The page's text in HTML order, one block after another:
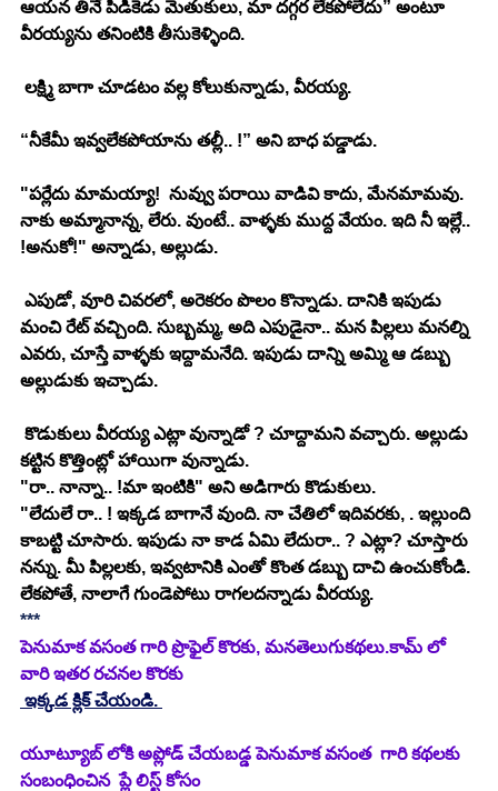
ఆయన తినే పిడికెడు మెతుకులు, మా దగ్గర లేకపోలేదు” అంటూ
వీరయ్యను తనింటికి తీసుకెళ్ళింది.
లక్ష్మి బాగా చూడటం వల్ల కోలుకున్నాడు, వీరయ్య.
“నీకేమీ ఇవ్వలేకపోయాను తల్లీ.. !” అని బాధ పడ్డాడు.
"పర్లేదు మామయ్యా!  నువ్వు పరాయి వాడివి కాదు, మేనమామవు.
నాకు అమ్మానాన్న, లేరు. వుంటే.. వాళ్ళకు ముద్ద వేయం. ఇది నీ ఇల్లే..
!అనుకో!" అన్నాడు, అల్లుడు.
ఎపుడో, వూరి చివరలో, అరెకరం పొలం కొన్నాడు. దానికి ఇపుడు
మంచి రేట్ వచ్చింది. సుబ్బమ్మ, అది ఎపుడైనా.. మన పిల్లలు మనల్ని
ఎవరు, చూస్తే వాళ్ళకు ఇద్దామనేది. ఇపుడు దాన్ని అమ్మి ఆ డబ్బు
అల్లుడుకు ఇచ్చాడు.
కొడుకులు వీరయ్య ఎట్లా వున్నాడో ? చూద్దామని వచ్చారు. అల్లుడు
కట్టిన కొత్తింట్లో హాయిగా వున్నాడు.
"రా.. నాన్నా.. !మా ఇంటికి" అని అడిగారు కొడుకులు.
"లేదులే రా.. ! ఇక్కడ బాగానే వుంది. నా చేతిలో ఇదివరకు, . ఇల్లుంది
కాబట్టి చూసారు. ఇపుడు నా కాడ ఏమి లేదురా.. ? ఎట్లా? చూస్తారు
నన్ను. మీ పిల్లలకు, ఇవ్వటానికి ఎంతో కొంత డబ్బు దాచి ఉంచుకోండి.
లేకపోతే, నాలాగే గుండెపోటు రాగలదన్నాడు వీరయ్య.
***
పెనుమాక వసంత గారి ప్రొఫైల్ కొరకు, మనతెలుగుకథలు.కామ్ లో
వారి ఇతర రచనల కొరకు
ఇక్కడ క్లిక్ చేయండి.
యూట్యూబ్ లోకి అప్లోడ్ చేయబడ్డ పెనుమాక వసంత  గారి కథలకు
సంబంధించిన  ప్లే లిస్ట్ కోసం